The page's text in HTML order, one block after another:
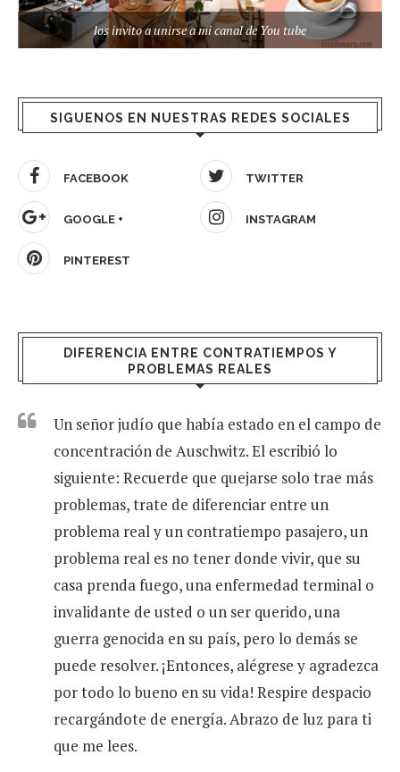
los invito a unirse a mi canal de You tube
SIGUENOS EN NUESTRAS REDES SOCIALES
FACEBOOK TWITTER
GOOGLE + INSTAGRAM
PINTEREST
DIFERENCIA ENTRE CONTRATIEMPOS Y
PROBLEMAS REALES
Un señor judío que había estado en el campo de
concentración de Auschwitz. El escribió lo
siguiente: Recuerde que quejarse solo trae más
problemas, trate de diferenciar entre un
problema real y un contratiempo pasajero, un
problema real es no tener donde vivir, que su
casa prenda fuego, una enfermedad terminal o
invalidante de usted o un ser querido, una
guerra genocida en su país, pero lo demás se
puede resolver. ¡Entonces, alégrese y agradezca
por todo lo bueno en su vida! Respire despacio
recargándote de energía. Abrazo de luz para ti
que me lees.